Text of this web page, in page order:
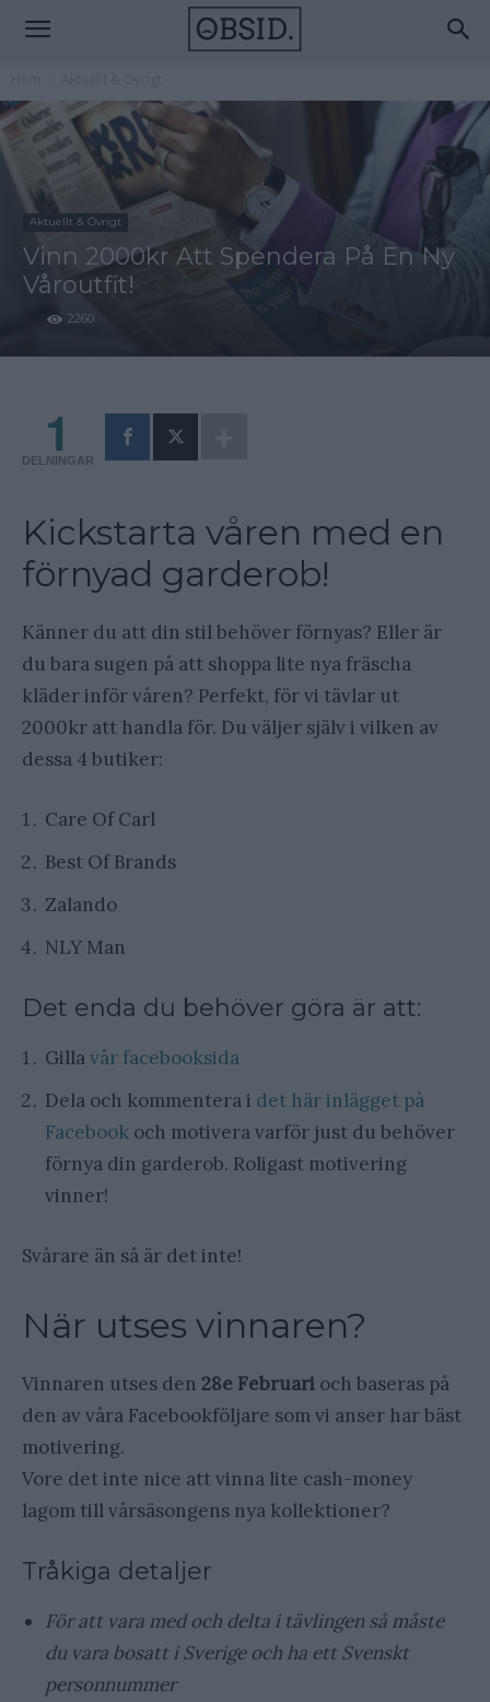
Aktuellt & Övrigt
Vinn 2000kr Att Spendera På En Ny
Våroutfit!
2260
1
DELNINGAR
Kickstarta våren med en
förnyad garderob!
Känner du att din stil behöver förnyas? Eller är
du bara sugen på att shoppa lite nya fräscha
kläder inför våren? Perfekt, för vi tävlar ut
2000kr att handla för. Du väljer själv i vilken av
dessa 4 butiker:
Care Of Carl
Best Of Brands
Zalando
NLY Man
Det enda du behöver göra är att:
Gillavår facebooksida
Dela och kommentera i det här inlägget på
Facebook och motivera varför just du behöver
förnya din garderob. Roligast motivering
vinner!
Svårare än så är det inte!
När utses vinnaren?
Vinnaren utses den 28e Februari och baseras på
den av våra Facebookföljare som vi anser har bäst
motivering.
Vore det inte nice att vinna lite cash-money
lagom till vårsäsongens nya kollektioner?
Tråkiga detaljer
För att vara med och delta i tävlingen så måste
du vara bosatt i Sverige och ha ett Svenskt
personnummer